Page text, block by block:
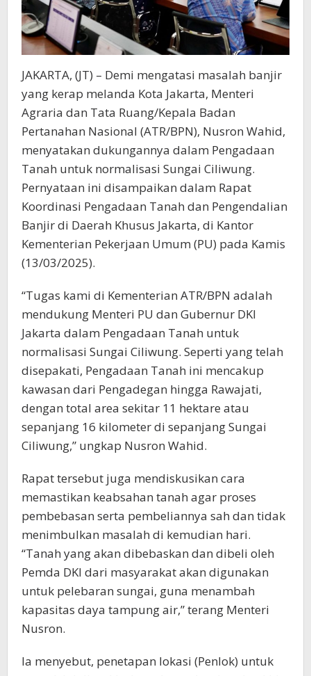
JAKARTA, (JT) – Demi mengatasi masalah banjir
yang kerap melanda Kota Jakarta, Menteri
Agraria dan Tata Ruang/Kepala Badan
Pertanahan Nasional (ATR/BPN), Nusron Wahid,
menyatakan dukungannya dalam Pengadaan
Tanah untuk normalisasi Sungai Ciliwung.
Pernyataan ini disampaikan dalam Rapat
Koordinasi Pengadaan Tanah dan Pengendalian
Banjir di Daerah Khusus Jakarta, di Kantor
Kementerian Pekerjaan Umum (PU) pada Kamis
(13/03/2025).
“Tugas kami di Kementerian ATR/BPN adalah
mendukung Menteri PU dan Gubernur DKI
Jakarta dalam Pengadaan Tanah untuk
normalisasi Sungai Ciliwung. Seperti yang telah
disepakati, Pengadaan Tanah ini mencakup
kawasan dari Pengadegan hingga Rawajati,
dengan total area sekitar 11 hektare atau
sepanjang 16 kilometer di sepanjang Sungai
Ciliwung,” ungkap Nusron Wahid.
Rapat tersebut juga mendiskusikan cara
memastikan keabsahan tanah agar proses
pembebasan serta pembeliannya sah dan tidak
menimbulkan masalah di kemudian hari.
“Tanah yang akan dibebaskan dan dibeli oleh
Pemda DKI dari masyarakat akan digunakan
untuk pelebaran sungai, guna menambah
kapasitas daya tampung air,” terang Menteri
Nusron.
Ia menyebut, penetapan lokasi (Penlok) untuk